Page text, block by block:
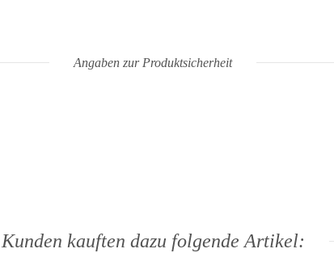
Angaben zur Produktsicherheit
Kunden kauften dazu folgende Artikel: